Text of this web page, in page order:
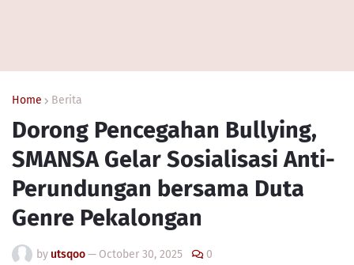
Home Berita
Dorong Pencegahan Bullying,
SMANSA Gelar Sosialisasi Anti-
Perundungan bersama Duta
Genre Pekalongan
by utsqoo— October 30, 2025 0